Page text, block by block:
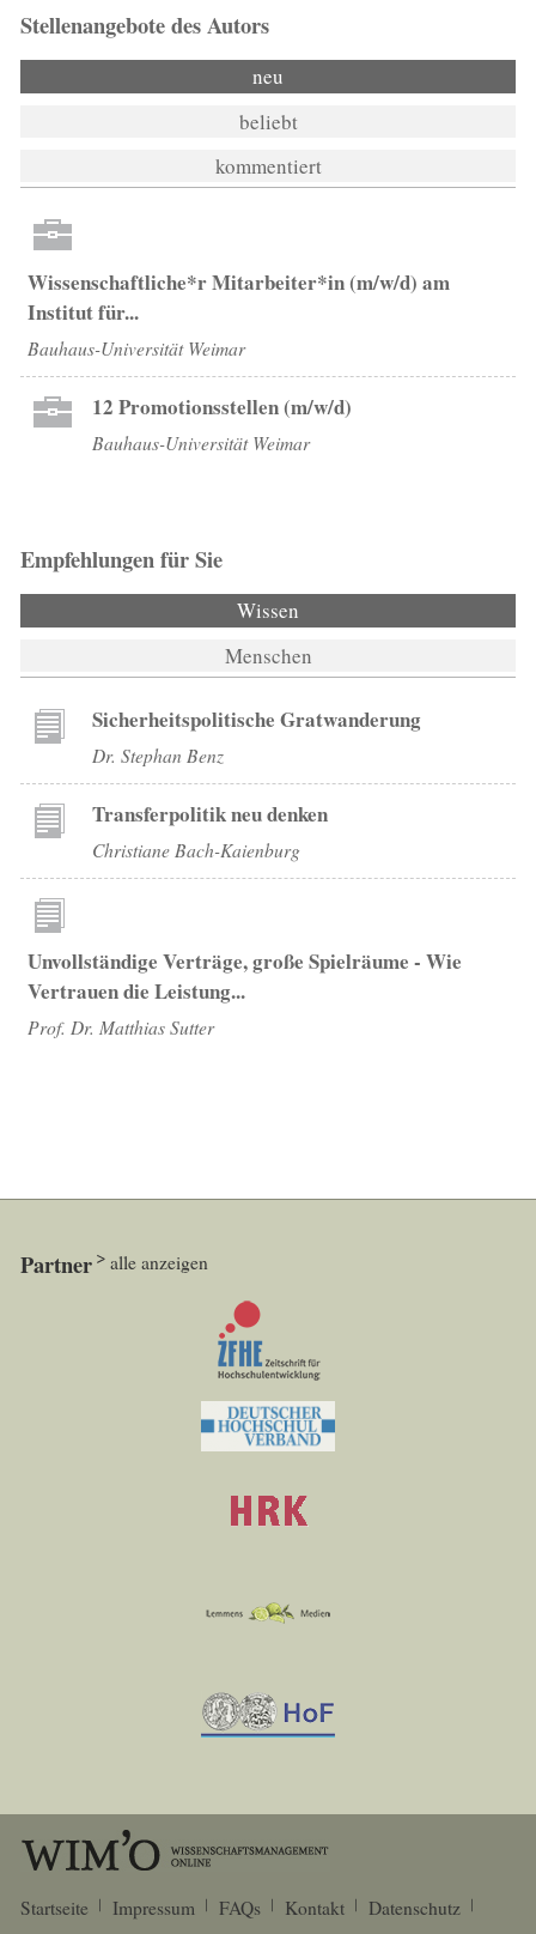
Stellenangebote des Autors
neu
beliebt
kommentiert
Wissenschaftliche*r Mitarbeiter*in (m/w/d) am
Institut für...
Bauhaus-Universität Weimar
12 Promotionsstellen (m/w/d)
Bauhaus-Universität Weimar
Empfehlungen für Sie
Wissen
Menschen
Sicherheitspolitische Gratwanderung
Dr. Stephan Benz
Transferpolitik neu denken
Christiane Bach-Kaienburg
Unvollständige Verträge, große Spielräume - Wie
Vertrauen die Leistung...
Prof. Dr. Matthias Sutter
Partner alle anzeigen
Startseite Impressum FAQs Kontakt Datenschutz